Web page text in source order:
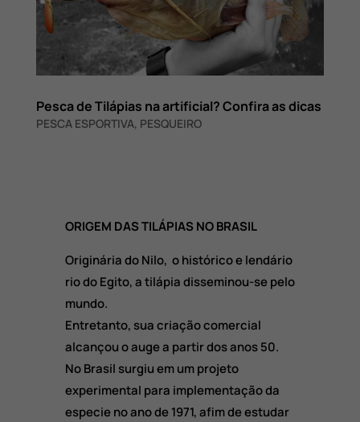
Pesca de Tilápias na artificial? Confira as dicas
PESCA ESPORTIVA, PESQUEIRO
ORIGEM DAS TILÁPIAS NO BRASIL
Originária do Nilo, o histórico e lendário
rio do Egito, a tilápia disseminou-se pelo
mundo.
Entretanto, sua criação comercial
alcançou o auge a partir dos anos 50.
No Brasil surgiu em um projeto
experimental para implementação da
especie no ano de 1971, afim de estudar